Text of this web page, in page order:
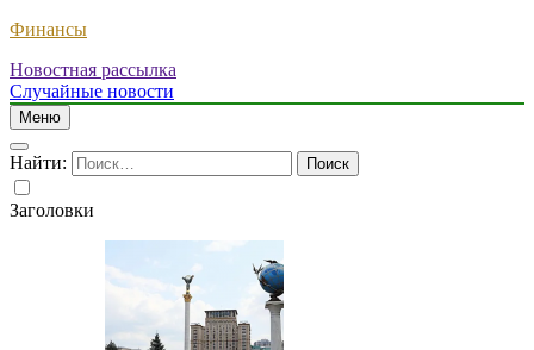
Финансы
Новостная рассылка
Случайные новости
Меню
Найти:
Заголовки